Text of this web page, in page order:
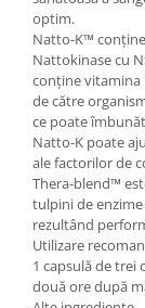
optim.
Natto-K™
Nattokinase cu
conține vitamina
de către
ce poate
Natto-K poate
ale factorilor de
Thera-blend™
tulpini de enzime
rezultând
Utilizare
1 capsulă de trei
două ore după